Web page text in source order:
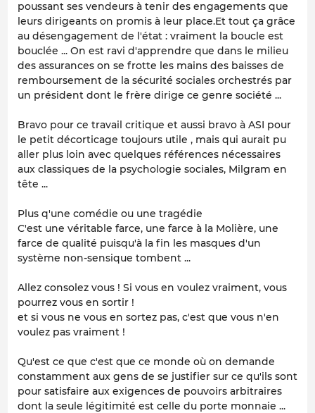
poussant ses vendeurs à tenir des engagements que
leurs dirigeants on promis à leur place.Et tout ça grâce
au désengagement de l'état : vraiment la boucle est
bouclée ... On est ravi d'apprendre que dans le milieu
des assurances on se frotte les mains des baisses de
remboursement de la sécurité sociales orchestrés par
un président dont le frère dirige ce genre société ...
Bravo pour ce travail critique et aussi bravo à ASI pour
le petit décorticage toujours utile , mais qui aurait pu
aller plus loin avec quelques références nécessaires
aux classiques de la psychologie sociales, Milgram en
tête ...
Plus q'une comédie ou une tragédie
C'est une véritable farce, une farce à la Molière, une
farce de qualité puisqu'à la fin les masques d'un
système non-sensique tombent ...
Allez consolez vous ! Si vous en voulez vraiment, vous
pourrez vous en sortir !
et si vous ne vous en sortez pas, c'est que vous n'en
voulez pas vraiment !
Qu'est ce que c'est que ce monde où on demande
constamment aux gens de se justifier sur ce qu'ils sont
pour satisfaire aux exigences de pouvoirs arbitraires
dont la seule légitimité est celle du porte monnaie ...